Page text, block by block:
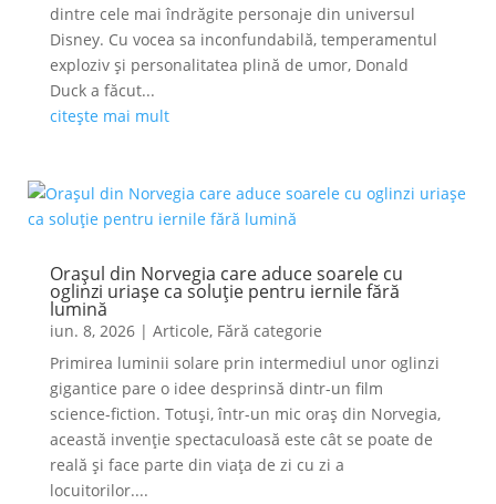
dintre cele mai îndrăgite personaje din universul
Disney. Cu vocea sa inconfundabilă, temperamentul
exploziv și personalitatea plină de umor, Donald
Duck a făcut...
citește mai mult
Orașul din Norvegia care aduce soarele cu
oglinzi uriașe ca soluție pentru iernile fără
lumină
iun. 8, 2026| Articole, Fără categorie
Primirea luminii solare prin intermediul unor oglinzi
gigantice pare o idee desprinsă dintr-un film
science-fiction. Totuși, într-un mic oraș din Norvegia,
această invenție spectaculoasă este cât se poate de
reală și face parte din viața de zi cu zi a
locuitorilor....